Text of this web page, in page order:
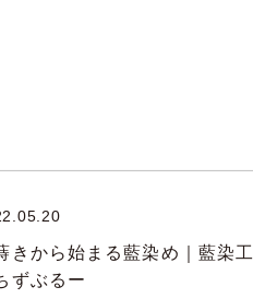
きから始まる藍染め｜藍染工
ずぶるー